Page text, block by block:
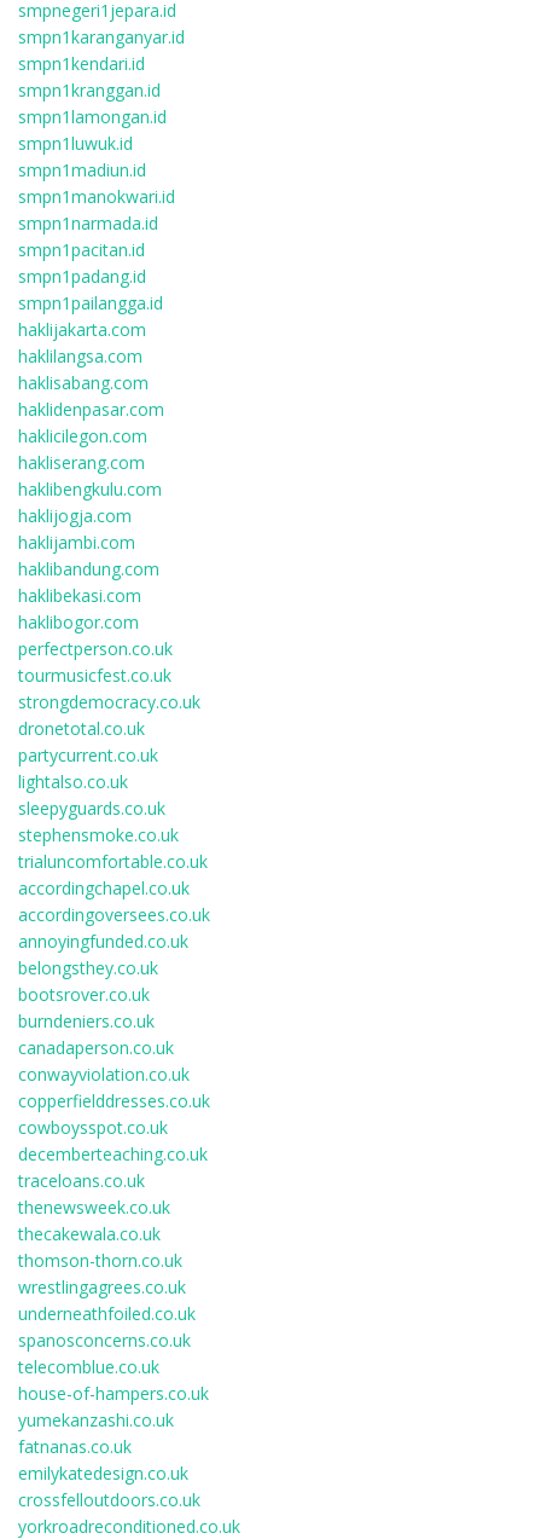
smpnegeri1jepara.id
smpn1karanganyar.id
smpn1kendari.id
smpn1kranggan.id
smpn1lamongan.id
smpn1luwuk.id
smpn1madiun.id
smpn1manokwari.id
smpn1narmada.id
smpn1pacitan.id
smpn1padang.id
smpn1pailangga.id
haklijakarta.com
haklilangsa.com
haklisabang.com
haklidenpasar.com
haklicilegon.com
hakliserang.com
haklibengkulu.com
haklijogja.com
haklijambi.com
haklibandung.com
haklibekasi.com
haklibogor.com
perfectperson.co.uk
tourmusicfest.co.uk
strongdemocracy.co.uk
dronetotal.co.uk
partycurrent.co.uk
lightalso.co.uk
sleepyguards.co.uk
stephensmoke.co.uk
trialuncomfortable.co.uk
accordingchapel.co.uk
accordingoversees.co.uk
annoyingfunded.co.uk
belongsthey.co.uk
bootsrover.co.uk
burndeniers.co.uk
canadaperson.co.uk
conwayviolation.co.uk
copperfielddresses.co.uk
cowboysspot.co.uk
decemberteaching.co.uk
traceloans.co.uk
thenewsweek.co.uk
thecakewala.co.uk
thomson-thorn.co.uk
wrestlingagrees.co.uk
underneathfoiled.co.uk
spanosconcerns.co.uk
telecomblue.co.uk
house-of-hampers.co.uk
yumekanzashi.co.uk
fatnanas.co.uk
emilykatedesign.co.uk
crossfelloutdoors.co.uk
yorkroadreconditioned.co.uk